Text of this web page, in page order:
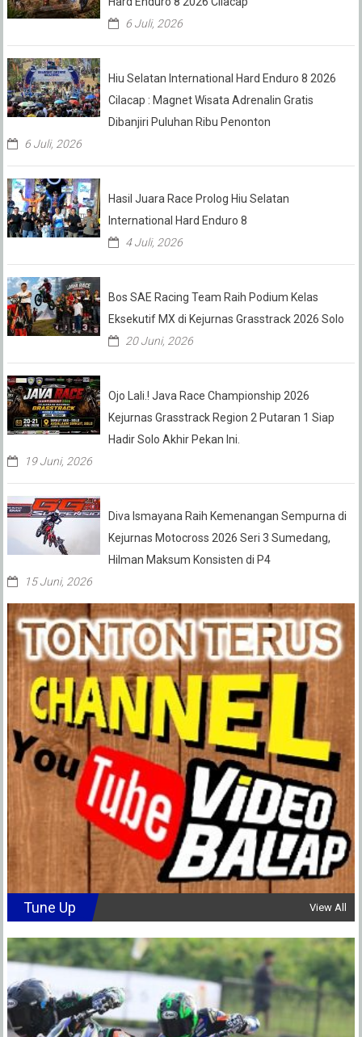
6 Juli, 2026
Hiu Selatan International Hard Enduro 8 2026
Cilacap : Magnet Wisata Adrenalin Gratis
Dibanjiri Puluhan Ribu Penonton
6 Juli, 2026
Hasil Juara Race Prolog Hiu Selatan
International Hard Enduro 8
4 Juli, 2026
Bos SAE Racing Team Raih Podium Kelas
Eksekutif MX di Kejurnas Grasstrack 2026 Solo
20 Juni, 2026
Ojo Lali.! Java Race Championship 2026
Kejurnas Grasstrack Region 2 Putaran 1 Siap
Hadir Solo Akhir Pekan Ini.
19 Juni, 2026
Diva Ismayana Raih Kemenangan Sempurna di
Kejurnas Motocross 2026 Seri 3 Sumedang,
Hilman Maksum Konsisten di P4
15 Juni, 2026
Tune Up View All